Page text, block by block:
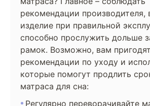
рекомендации производителя,
изделие при правильной
способно прослужить дольше
рамок. Возможно, вам
рекомендации по уходу и
которые помогут продлить
матраса для сна:
Регулярно переворачивайте